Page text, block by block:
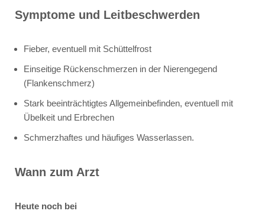
Symptome und Leitbeschwerden
Fieber, eventuell mit Schüttelfrost
Einseitige Rückenschmerzen in der Nierengegend
(Flankenschmerz)
Stark beeinträchtigtes Allgemeinbefinden, eventuell mit
Übelkeit und Erbrechen
Schmerzhaftes und häufiges Wasserlassen.
Wann zum Arzt
Heute noch bei